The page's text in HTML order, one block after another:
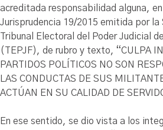
acreditada responsabilidad alguna,
Jurisprudencia 19/2015 emitida por la
Tribunal Electoral del Poder Judicial
(TEPJF), de rubro y texto, “CULPA
PARTIDOS POLÍTICOS NO SON
LAS CONDUCTAS DE SUS
ACTÚAN EN SU CALIDAD DE
En ese sentido, se dio vista a los